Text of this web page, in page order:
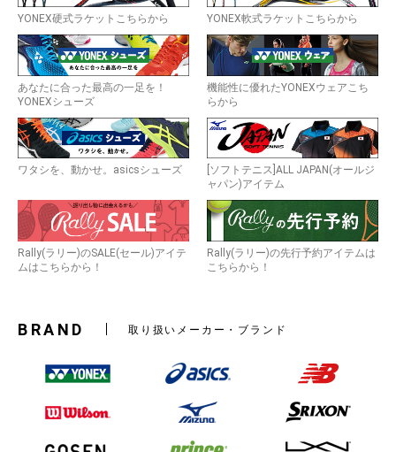
お買い物を続ける カートへ進む
YONEX硬式ラケットこちらから YONEX軟式ラケットこちらから
あなたに合った最高の一足を！
YONEXシューズ
機能性に優れたYONEXウェアこち
らから
ワタシを、動かせ。asicsシューズ
[ソフトテニス]ALL JAPAN(オールジ
ャパン)アイテム
Rally(ラリー)のSALE(セール)アイテ
ムはこちらから！
Rally(ラリー)の先行予約アイテムは
こちらから！
BRAND 取り扱いメーカー・ブランド